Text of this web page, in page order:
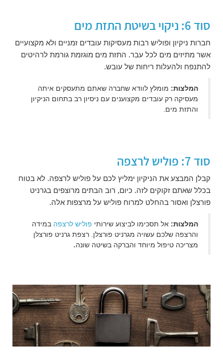
סוד 6: ניקוי בשיטת התזת מים
חברות ניקיון ופוליש רבות מעסיקות עובדים זמניים ולא מקצועיים
אשר מתיזים מים לכל עבר. התזת מים מוגזמת גורמת לרהיטים
להתנפח ולהעלות ריחות של עובש.
המלצות: מומלץ לוודא שחברה שאתם מתעסקים איתה
מעסיקה רק עובדים מקצוענים עם ניסיון רב בתחום הניקיון
והתזת מים.
סוד 7: פוליש לרצפה
קבלן המבצע את הניקיון ימליץ לכם על פוליש לרצפה. לא בטוח
בכלל שאתם זקוקים לזה. כיום, רוב הבתים מרוצפים בגרניט
פורצלן ואסור בהחלט למרוח פוליש על מרצפות אלה.
המלצות: אל תסכימו לביצוע שירותי פוליש לרצפה במידה
והרצפה שלכם עשויה מגרניט פורצלן. רצפת גרניט פורצלן
מצריכה טיפול מיוחד והברקה בשיטה שונה.